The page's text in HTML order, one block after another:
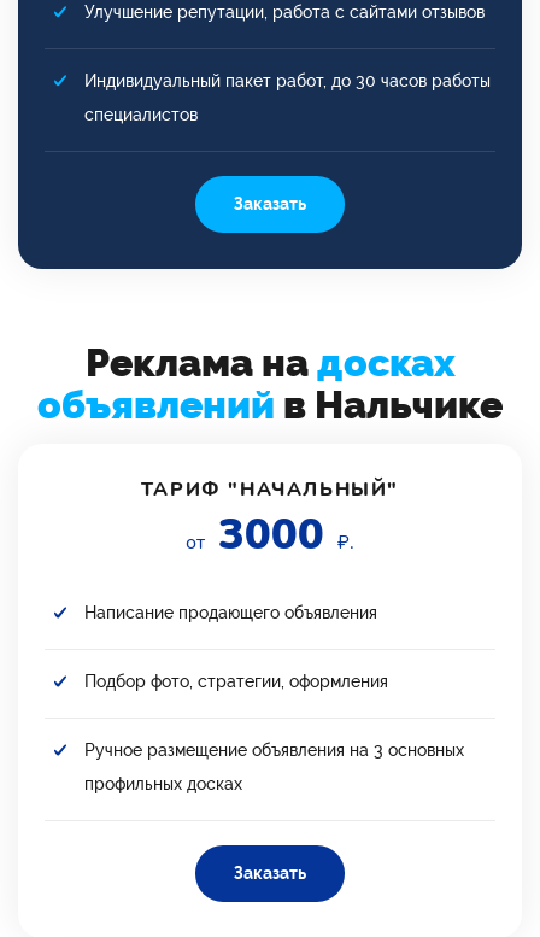
Улучшение репутации, работа с сайтами отзывов
Индивидуальный пакет работ, до 30 часов работы
специалистов
Заказать
Реклама надосках
объявлений в Нальчике
ТАРИФ "НАЧАЛЬНЫЙ"
от 3000 ₽.
Написание продающего объявления
Подбор фото, стратегии, оформления
Ручное размещение объявления на 3 основных
профильных досках
Заказать